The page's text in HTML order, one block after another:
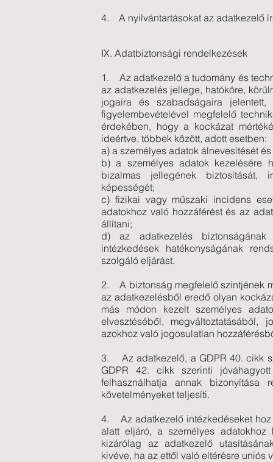
4. A nyilvántartásokat az adatkezelő
IX. Adatbiztonsági rendelkezések
1. Az adatkezelő a tudomány és
az adatkezelés jellege, hatóköre,
jogaira és szabadságaira
figyelembevételével megfelelő
érdekében, hogy a kockázat
ideértve, többek között, adott esetben:
a) a személyes adatok álnevesítését
b) a személyes adatok kezelésére
bizalmas jellegének biztosítását,
képességét;
c) fizikai vagy műszaki incidens
adatokhoz való hozzáférést és az
állítani;
d) az adatkezelés
intézkedések hatékonyságának
szolgáló eljárást.
2. A biztonság megfelelő szintjének
az adatkezelésből eredő olyan
más módon kezelt személyes
elvesztéséből, megváltoztatásából,
azokhoz való jogosulatlan
3. Az adatkezelő, a GDPR 40. cikk
GDPR 42. cikk szerinti
felhasználhatja annak bizonyítása
követelményeket teljesíti.
4. Az adatkezelő intézkedéseket hoz
alatt eljáró, a személyes adatokhoz
kizárólag az adatkezelő
kivéve, ha az ettől való eltérésre